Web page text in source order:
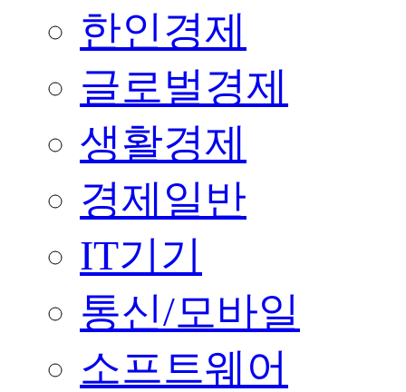
한인경제
글로벌경제
생활경제
경제일반
IT기기
통신/모바일
소프트웨어